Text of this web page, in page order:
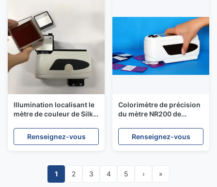
Illumination localisant le
mètre de couleur de Silk
universel accessoire
d'essai
Renseignez-vous
Colorimètre de précision
du mètre NR200 de
d'espace chromatique de
laboratoire de cie avec
Renseignez-vous
1 2 3 4 5 › »